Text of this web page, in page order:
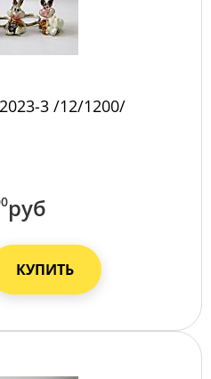
3 /12/1200/
руб
КУПИТЬ